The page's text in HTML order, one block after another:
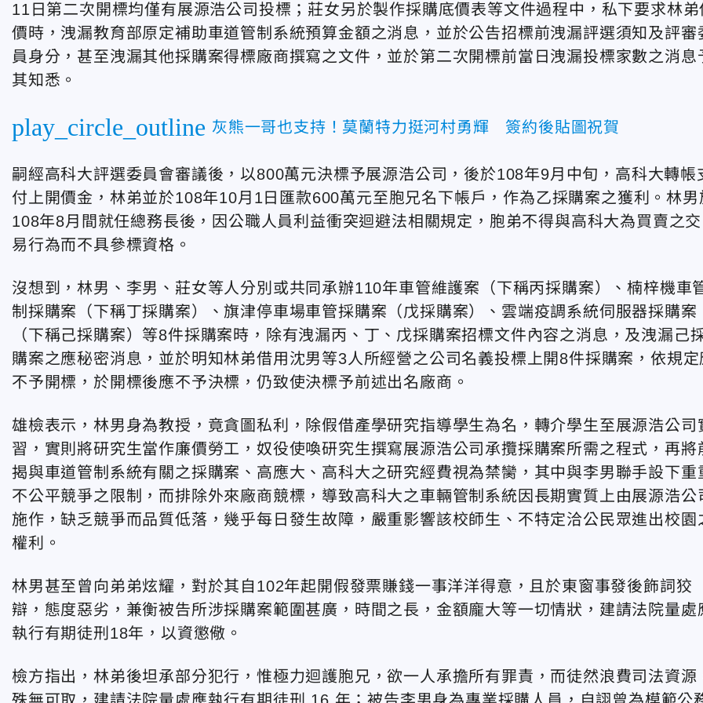
11日第二次開標均僅有展源浩公司投標；莊女另於製作採購底價表等文件過程中，私下要求林弟
價時，洩漏教育部原定補助車道管制系統預算金額之消息，並於公告招標前洩漏評選須知及評審
員身分，甚至洩漏其他採購案得標廠商撰寫之文件，並於第二次開標前當日洩漏投標家數之消息
其知悉。
play_circle_outline 灰熊一哥也支持！莫蘭特力挺河村勇輝 簽約後貼圖祝賀
嗣經高科大評選委員會審議後，以800萬元決標予展源浩公司，後於108年9月中旬，高科大轉帳
付上開價金，林弟並於108年10月1日匯款600萬元至胞兄名下帳戶，作為乙採購案之獲利。林男
108年8月間就任總務長後，因公職人員利益衝突迴避法相關規定，胞弟不得與高科大為買賣之交
易行為而不具參標資格。
沒想到，林男、李男、莊女等人分別或共同承辦110年車管維護案（下稱丙採購案）、楠梓機車
制採購案（下稱丁採購案）、旗津停車場車管採購案（戊採購案）、雲端疫調系統伺服器採購案
（下稱己採購案）等8件採購案時，除有洩漏丙、丁、戊採購案招標文件內容之消息，及洩漏己
購案之應秘密消息，並於明知林弟借用沈男等3人所經營之公司名義投標上開8件採購案，依規定
不予開標，於開標後應不予決標，仍致使決標予前述出名廠商。
雄檢表示，林男身為教授，竟貪圖私利，除假借產學研究指導學生為名，轉介學生至展源浩公司
習，實則將研究生當作廉價勞工，奴役使喚研究生撰寫展源浩公司承攬採購案所需之程式，再將
揭與車道管制系統有關之採購案、高應大、高科大之研究經費視為禁臠，其中與李男聯手設下重
不公平競爭之限制，而排除外來廠商競標，導致高科大之車輛管制系統因長期實質上由展源浩公
施作，缺乏競爭而品質低落，幾乎每日發生故障，嚴重影響該校師生、不特定洽公民眾進出校園
權利。
林男甚至曾向弟弟炫耀，對於其自102年起開假發票賺錢一事洋洋得意，且於東窗事發後飾詞狡
辯，態度惡劣，兼衡被告所涉採購案範圍甚廣，時間之長，金額龐大等一切情狀，建請法院量處
執行有期徒刑18年，以資懲儆。
檢方指出，林弟後坦承部分犯行，惟極力迴護胞兄，欲一人承擔所有罪責，而徒然浪費司法資源